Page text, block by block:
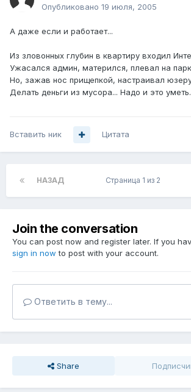
Опубликовано 19 июля, 2005
А даже если и работает...
Из зловонных глубин в квартиру входил
Ужасался админ, матерился, плевал на
Но, зажав нос прищепкой, настраивал
Делать деньги из мусора... Надо и это уметь.
Вставить ник Цитата
НАЗАД Страница 1 из 2
Join the conversation
You can post now and register later. If you
sign in now to post with your account.
Ответить в тему...
Share